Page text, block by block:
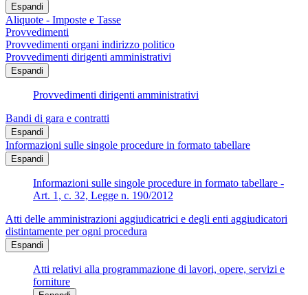
Espandi
Aliquote - Imposte e Tasse
Provvedimenti
Provvedimenti organi indirizzo politico
Provvedimenti dirigenti amministrativi
Espandi
Provvedimenti dirigenti amministrativi
Bandi di gara e contratti
Espandi
Informazioni sulle singole procedure in formato tabellare
Espandi
Informazioni sulle singole procedure in formato tabellare -
Art. 1, c. 32, Legge n. 190/2012
Atti delle amministrazioni aggiudicatrici e degli enti aggiudicatori
distintamente per ogni procedura
Espandi
Atti relativi alla programmazione di lavori, opere, servizi e
forniture